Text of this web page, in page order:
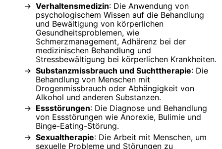
Verhaltensmedizin: Die Anwendung von
psychologischem Wissen auf die Behandlung
und Bewältigung von körperlichen
Gesundheitsproblemen, wie
Schmerzmanagement, Adhärenz bei der
medizinischen Behandlung und
Stressbewältigung bei körperlichen Krankheiten.
Substanzmissbrauch und Suchttherapie: Die
Behandlung von Menschen mit
Drogenmissbrauch oder Abhängigkeit von
Alkohol und anderen Substanzen.
Essstörungen: Die Diagnose und Behandlung
von Essstörungen wie Anorexie, Bulimie und
Binge-Eating-Störung.
Sexualtherapie: Die Arbeit mit Menschen, um
sexuelle Probleme und Störungen zu